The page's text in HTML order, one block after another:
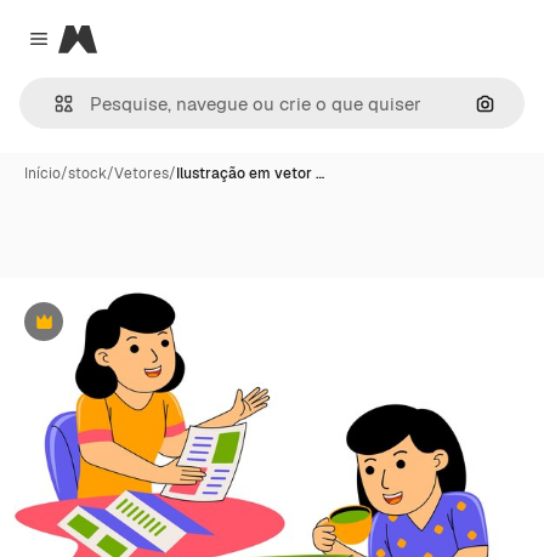
Close menu
Magnific
Início/stock/Vetores/Ilustração em vetor …
Premium